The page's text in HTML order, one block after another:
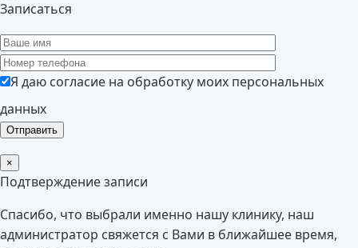
Записаться
Я даю согласие на обработку моих персональных
данных
×
Подтверждение записи
Спасибо, что выбрали именно нашу клинику, наш
администратор свяжется с Вами в ближайшее время,